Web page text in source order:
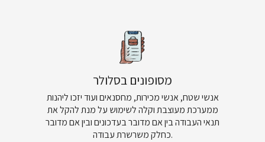
מסופונים בסלולר
אנשי שטח, אנשי מכירות, מחסנאים ועוד יזכו ליהנות
ממערכת מעוצבת וקלה לשימוש על מנת להקל את
תנאי העבודה בין אם מדובר בעדכונים ובין אם מדובר
כחלק משרשרת עבודה.